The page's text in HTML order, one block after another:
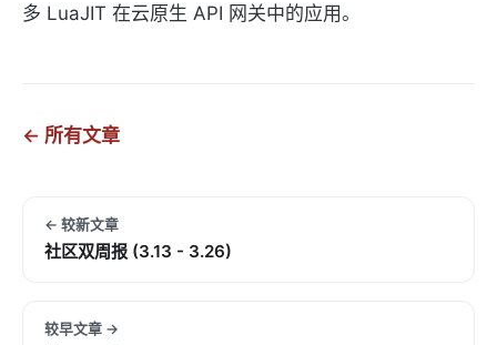
多 LuaJIT 在云原生 API 网关中的应用。
← 所有文章
← 较新文章
社区双周报 (3.13 - 3.26)
较早文章 →